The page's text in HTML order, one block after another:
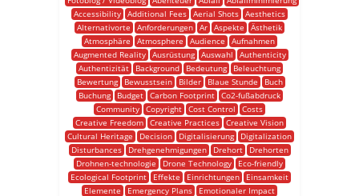
Accessibility Additional Fees Aerial Shots Aesthetics
Alternativorte
Anforderungen Ar Aspekte
Ästhetik
Atmosphäre
Atmosphere Audience
Aufnahmen
Augmented Reality
Ausrüstung Auswahl
Authenticity
Authentizität
Background Bedeutung
Beleuchtung
Bewertung
Bewusstsein Bilder Blaue Stunde
Buch
Buchung
Budget Carbon Footprint Co2-fußabdruck
Community Copyright Cost Control
Costs
Creative Freedom Creative Practices Creative Vision
Cultural Heritage
Decision Digitalisierung
Digitalization
Disturbances
Drehgenehmigungen Drehort
Drehorten
Drohnen-technologie
Drone Technology
Eco-friendly
Ecological Footprint
Effekte Einrichtungen
Einsamkeit
Elemente
Emergency Plans
Emotionaler Impact